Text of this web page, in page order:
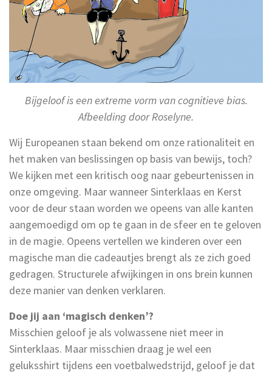
Bijgeloof is een extreme vorm van cognitieve bias.
Afbeelding door Roselyne.
Wij Europeanen staan bekend om onze rationaliteit en
het maken van beslissingen op basis van bewijs, toch?
We kijken met een kritisch oog naar gebeurtenissen in
onze omgeving. Maar wanneer Sinterklaas en Kerst
voor de deur staan worden we opeens van alle kanten
aangemoedigd om op te gaan in de sfeer en te geloven
in de magie. Opeens vertellen we kinderen over een
magische man die cadeautjes brengt als ze zich goed
gedragen. Structurele afwijkingen in ons brein kunnen
deze manier van denken verklaren.
Doe jij aan ‘magisch denken’?
Misschien geloof je als volwassene niet meer in
Sinterklaas. Maar misschien draag je wel een
geluksshirt tijdens een voetbalwedstrijd, geloof je dat